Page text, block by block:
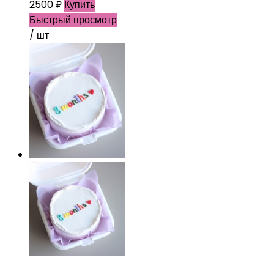
2500₽ Купить
Быстрый просмотр
/ шт